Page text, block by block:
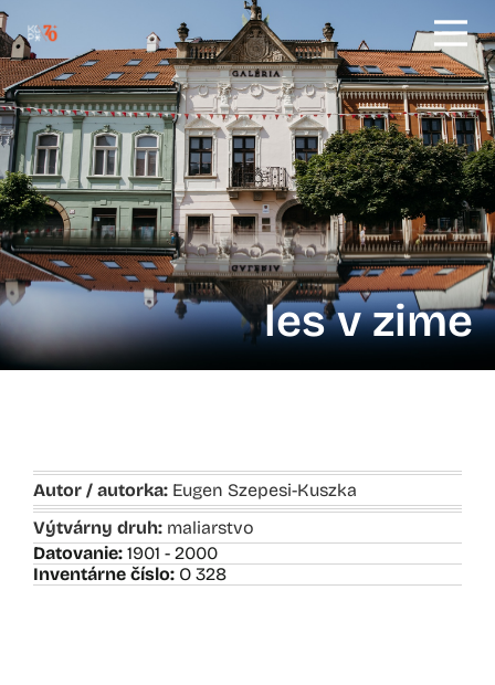
les v zime
Autor / autorka: Eugen Szepesi-Kuszka
Výtvárny druh: maliarstvo
Datovanie: 1901 - 2000
Inventárne číslo: O 328